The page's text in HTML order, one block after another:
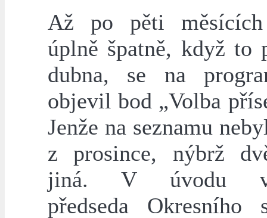
Až po pěti
úplně špatně, když to
dubna, se na
objevil bod „Volba
Jenže na seznamu
z prosince, nýbrž
jiná. V úvodu
předseda Okresního